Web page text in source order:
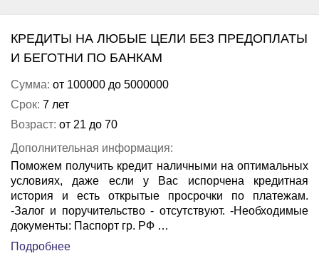
КРЕДИТЫ НА ЛЮБЫЕ ЦЕЛИ БЕЗ ПРЕДОПЛАТЫ
И БЕГОТНИ ПО БАНКАМ
Сумма: от 100000 до 5000000
Срок: 7 лет
Возраст: от 21 до 70
Дополнительная информация:
Поможем получить кредит наличными на оптимальных
условиях, даже если у Вас испорчена кредитная
история и есть открытые просрочки по платежам.
-Залог и поручительство - отсутствуют. -Необходимые
документы: Паспорт гр. РФ …
Подробнее